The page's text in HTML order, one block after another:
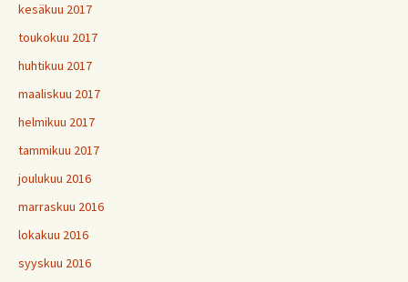
kesäkuu 2017
toukokuu 2017
huhtikuu 2017
maaliskuu 2017
helmikuu 2017
tammikuu 2017
joulukuu 2016
marraskuu 2016
lokakuu 2016
syyskuu 2016